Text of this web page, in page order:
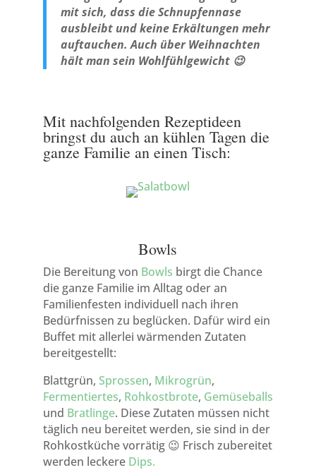
mit sich, dass die Schnupfennase
ausbleibt und keine Erkältungen mehr
auftauchen.Auch über Weihnachten
hält man sein Wohlfühlgewicht 😉
Mit nachfolgenden Rezeptideen
bringst du auch an kühlen Tagen die
ganze Familie an einen Tisch:
Bowls
Die Bereitung von Bowls birgt die Chance
die ganze Familie im Alltag oder an
Familienfesten individuell nach ihren
Bedürfnissen zu beglücken. Dafür wird ein
Buffet mit allerlei wärmenden Zutaten
bereitgestellt:
Blattgrün, Sprossen, Mikrogrün,
Fermentiertes, Rohkostbrote, Gemüseballs
und Bratlinge. Diese Zutaten müssen nicht
täglich neu bereitet werden, sie sind in der
Rohkostküche vorrätig 😉 Frisch zubereitet
werden leckere Dips.